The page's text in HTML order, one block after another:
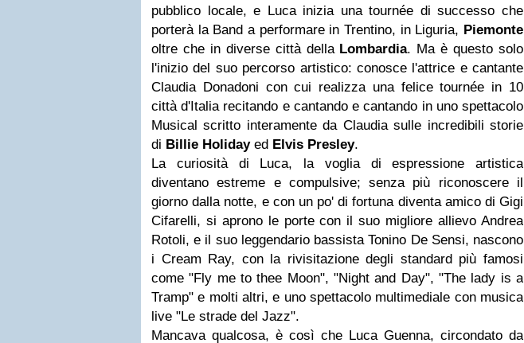
pubblico locale, e Luca inizia una tournée di successo che
porterà la Band a performare in Trentino, in Liguria, Piemonte
oltre che in diverse città della Lombardia. Ma è questo solo
l'inizio del suo percorso artistico: conosce l'attrice e cantante
Claudia Donadoni con cui realizza una felice tournée in 10
città d'Italia recitando e cantando e cantando in uno spettacolo
Musical scritto interamente da Claudia sulle incredibili storie
di Billie Holidayed Elvis Presley.
La curiosità di Luca, la voglia di espressione artistica
diventano estreme e compulsive; senza più riconoscere il
giorno dalla notte, e con un po' di fortuna diventa amico di Gigi
Cifarelli, si aprono le porte con il suo migliore allievo Andrea
Rotoli, e il suo leggendario bassista Tonino De Sensi, nascono
i Cream Ray, con la rivisitazione degli standard più famosi
come "Fly me to thee Moon", "Night and Day", "The lady is a
Tramp" e molti altri, e uno spettacolo multimediale con musica
live "Le strade del Jazz".
Mancava qualcosa, è così che Luca Guenna, circondato da